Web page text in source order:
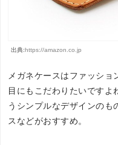
出典:https://amazon.co.jp
メガネケースはファッショ
目にもこだわりたいですよ
うシンプルなデザインのも
スなどがおすすめ。